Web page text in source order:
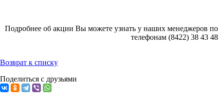
Подробнее об акции Вы можете узнать у наших менеджеров по
телефонам (8422) 38 43 48
Возврат к списку
Поделиться с друзьями